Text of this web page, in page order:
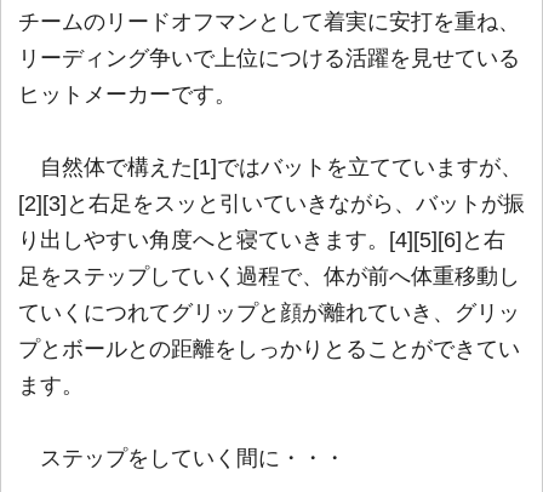
チームのリードオフマンとして着実に安打を重ね、
リーディング争いで上位につける活躍を見せている
ヒットメーカーです。
自然体で構えた[1]ではバットを立てていますが、
[2][3]と右足をスッと引いていきながら、バットが振
り出しやすい角度へと寝ていきます。[4][5][6]と右
足をステップしていく過程で、体が前へ体重移動し
ていくにつれてグリップと顔が離れていき、グリッ
プとボールとの距離をしっかりとることができてい
ます。
ステップをしていく間に・・・